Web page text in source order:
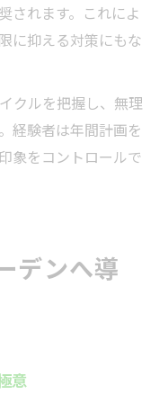
されます。これによ
に抑える対策にもな
クルを把握し、無理
経験者は年間計画を
象をコントロールで
デンへ導
意